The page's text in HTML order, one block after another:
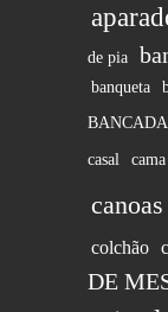
de pia
banqueta
BANCADA
casal
colchão
DE